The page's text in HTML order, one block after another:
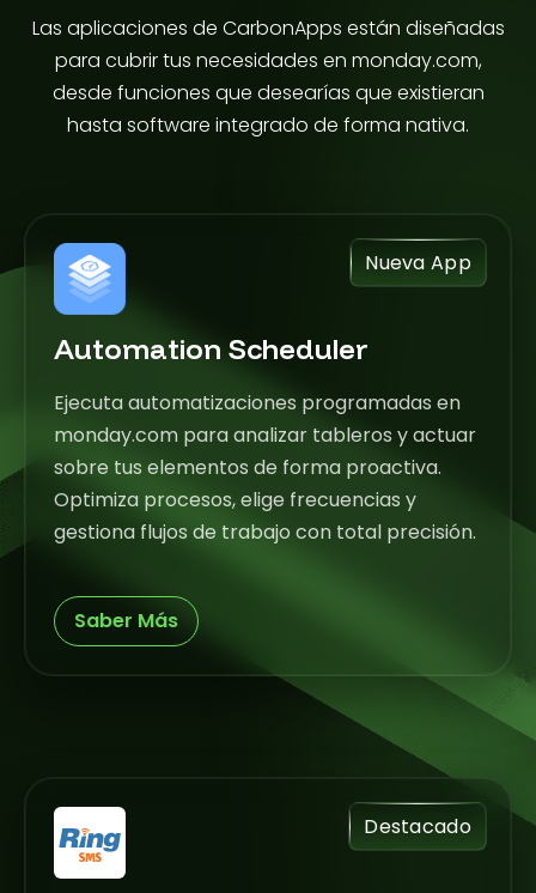
Las aplicaciones de CarbonApps están diseñadas
para cubrir tus necesidades en monday.com,
desde funciones que desearías que existieran
hasta software integrado de forma nativa.
Nueva App
Automation Scheduler
Ejecuta automatizaciones programadas en
monday.com para analizar tableros y actuar
sobre tus elementos de forma proactiva.
Optimiza procesos, elige frecuencias y
gestiona flujos de trabajo con total precisión.
Saber Más
Destacado